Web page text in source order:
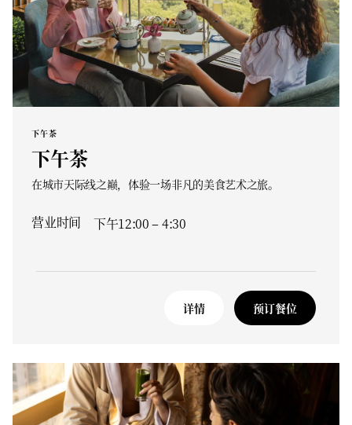
下午茶
下午茶
在城市天际线之巅，体验一场非凡的美食艺术之旅。
营业时间 下午12:00 – 4:30
详情 预订餐位